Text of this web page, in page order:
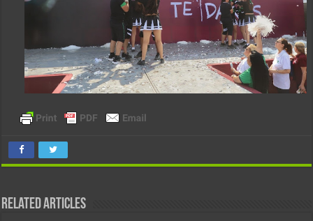
Related Articles